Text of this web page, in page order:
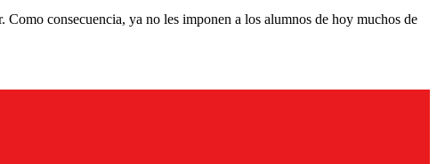
consecuencia, ya no les imponen a los alumnos de hoy muchos de